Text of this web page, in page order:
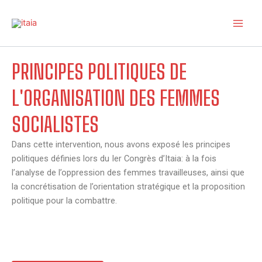
PRINCIPES POLITIQUES DE
L'ORGANISATION DES FEMMES
SOCIALISTES
Dans cette intervention, nous avons exposé les principes
politiques définies lors du Ier Congrès d’Itaia: à la fois
l’analyse de l’oppression des femmes travailleuses, ainsi que
la concrétisation de l’orientation stratégique et la proposition
politique pour la combattre.